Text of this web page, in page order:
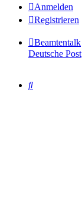
Anmelden
Registrieren
Beamtentalk
Deutsche Post
Suche